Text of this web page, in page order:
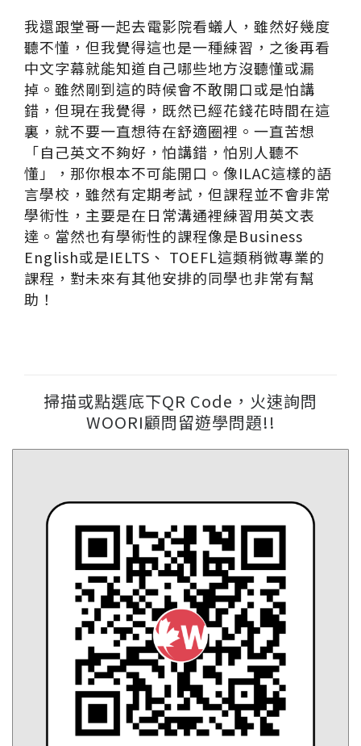
我還跟堂哥一起去電影院看蟻人，雖然好幾度
聽不懂，但我覺得這也是一種練習，之後再看
中文字幕就能知道自己哪些地方沒聽懂或漏
掉。雖然剛到這的時候會不敢開口或是怕講
錯，但現在我覺得，既然已經花錢花時間在這
裏，就不要一直想待在舒適圈裡。一直苦想
「自己英文不夠好，怕講錯，怕別人聽不
懂」，那你根本不可能開口。像ILAC這樣的語
言學校，雖然有定期考試，但課程並不會非常
學術性，主要是在日常溝通裡練習用英文表
達。當然也有學術性的課程像是Business
English或是IELTS、 TOEFL這類稍微專業的
課程，對未來有其他安排的同學也非常有幫
助！
掃描或點選底下QR Code，火速詢問
WOORI顧問留遊學問題!!